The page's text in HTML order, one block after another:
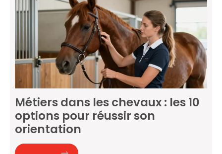
Métiers dans les chevaux : les 10
options pour réussir son
orientation